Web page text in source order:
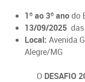
1º ao 3º anodo
13/09/2025
Local: Avenida
Alegre/MG
O DESAFIO